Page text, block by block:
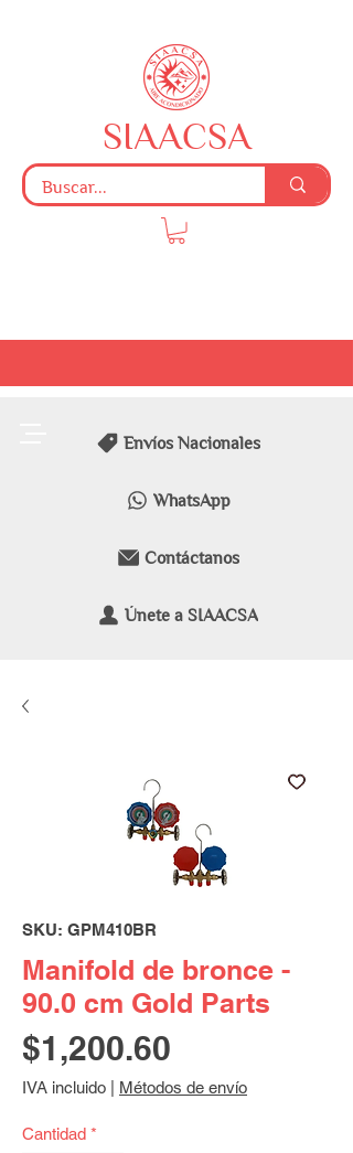
Envíos Nacionales
WhatsApp
Contáctanos
Únete a SIAACSA
SIAACSA
SKU: GPM410BR
Manifold de bronce -
90.0 cm Gold Parts
$1,200.60
IVA incluido Métodos de envío
Cantidad *